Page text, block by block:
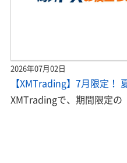
2026年07月02日
【XMTrading】7月限定！
XMTradingで、期間限定の